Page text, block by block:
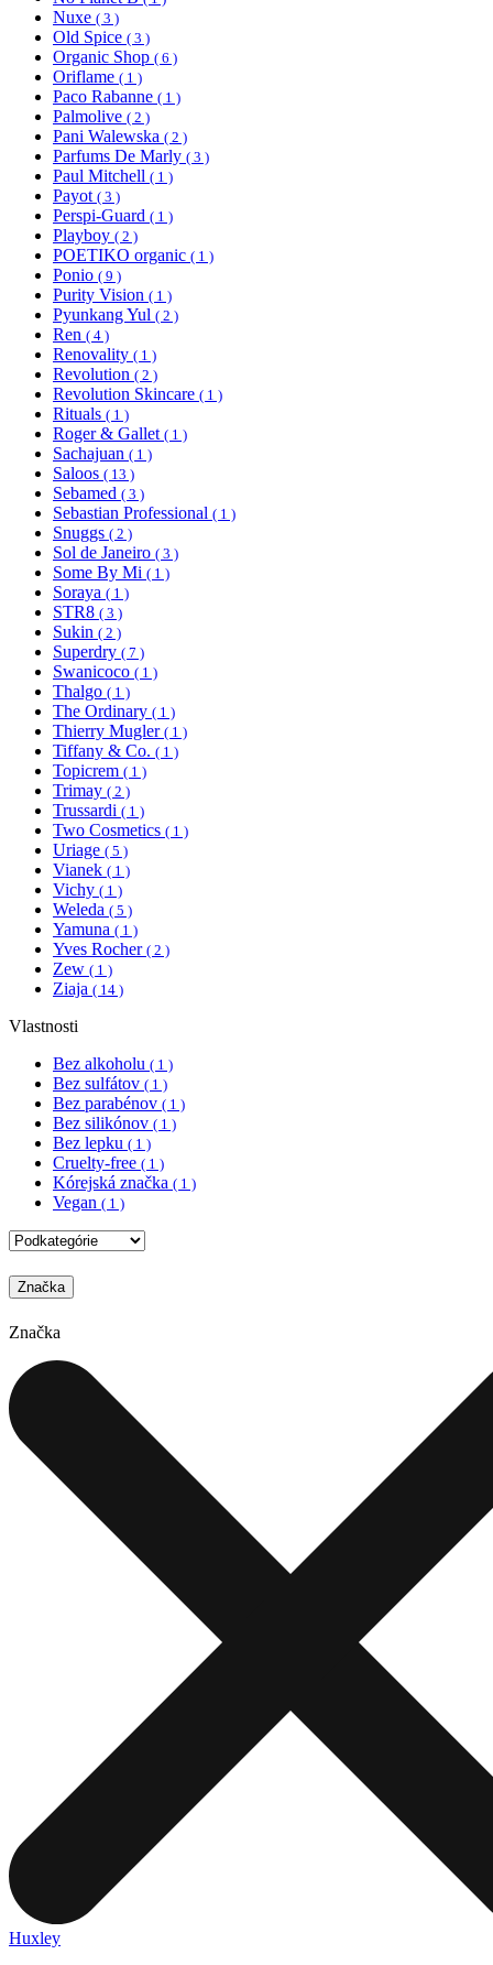
Nuxe ( 3 )
Old Spice ( 3 )
Organic Shop ( 6 )
Oriflame ( 1 )
Paco Rabanne ( 1 )
Palmolive ( 2 )
Pani Walewska ( 2 )
Parfums De Marly ( 3 )
Paul Mitchell ( 1 )
Payot ( 3 )
Perspi-Guard ( 1 )
Playboy ( 2 )
POETIKO organic ( 1 )
Ponio ( 9 )
Purity Vision ( 1 )
Pyunkang Yul ( 2 )
Ren ( 4 )
Renovality ( 1 )
Revolution ( 2 )
Revolution Skincare ( 1 )
Rituals ( 1 )
Roger & Gallet ( 1 )
Sachajuan ( 1 )
Saloos ( 13 )
Sebamed ( 3 )
Sebastian Professional ( 1 )
Snuggs ( 2 )
Sol de Janeiro ( 3 )
Some By Mi ( 1 )
Soraya ( 1 )
STR8 ( 3 )
Sukin ( 2 )
Superdry ( 7 )
Swanicoco ( 1 )
Thalgo ( 1 )
The Ordinary ( 1 )
Thierry Mugler ( 1 )
Tiffany & Co. ( 1 )
Topicrem ( 1 )
Trimay ( 2 )
Trussardi ( 1 )
Two Cosmetics ( 1 )
Uriage ( 5 )
Vianek ( 1 )
Vichy ( 1 )
Weleda ( 5 )
Yamuna ( 1 )
Yves Rocher ( 2 )
Zew ( 1 )
Ziaja ( 14 )
Vlastnosti
Bez alkoholu ( 1 )
Bez sulfátov ( 1 )
Bez parabénov ( 1 )
Bez silikónov ( 1 )
Bez lepku ( 1 )
Cruelty-free ( 1 )
Kórejská značka ( 1 )
Vegan ( 1 )
Značka
Značka
Huxley